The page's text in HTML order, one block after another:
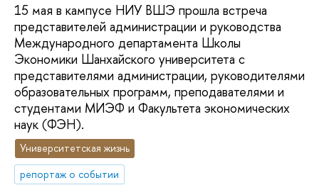
15 мая в кампусе НИУ ВШЭ прошла встреча
представителей администрации и руководства
Международного департамента Школы
Экономики Шанхайского университета с
представителями администрации, руководителями
образовательных программ, преподавателями и
студентами МИЭФ и Факультета экономических
наук (ФЭН).
Университетская жизнь
репортаж о событии